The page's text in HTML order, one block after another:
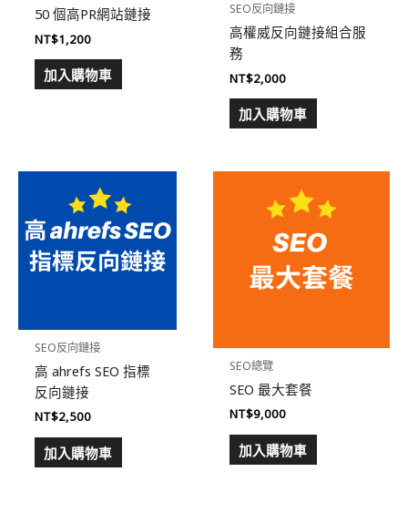
50 個高PR網站鏈接
NT$1,200
加入購物車
SEO反向鏈接
高權威反向鏈接組合服
務
NT$2,000
加入購物車
SEO反向鏈接
高 ahrefs SEO 指標
反向鏈接
NT$2,500
加入購物車
SEO總覽
SEO 最大套餐
NT$9,000
加入購物車